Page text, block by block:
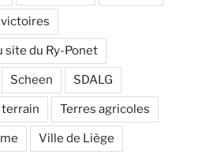
site du Ry-Ponet
Scheen SDALG
terrain Terres agricoles
Ville de Liège